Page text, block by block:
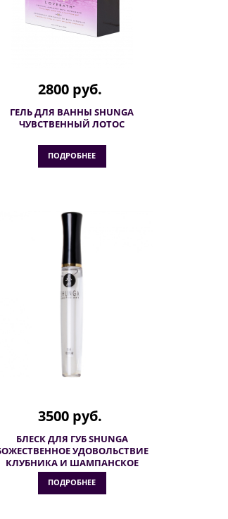
2800 руб.
ГЕЛЬ ДЛЯ ВАННЫ SHUNGA
ЧУВСТВЕННЫЙ ЛОТОС
ПОДРОБНЕЕ
3500 руб.
БЛЕСК ДЛЯ ГУБ SHUNGA
УДОВОЛЬСТВИЕ
КЛУБНИКА И ШАМПАНСКОЕ
ПОДРОБНЕЕ